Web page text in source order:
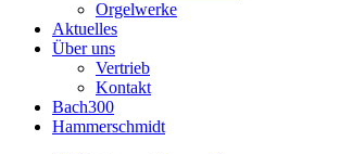
Orgelwerke
Aktuelles
Über uns
Vertrieb
Kontakt
Bach300
Hammerschmidt